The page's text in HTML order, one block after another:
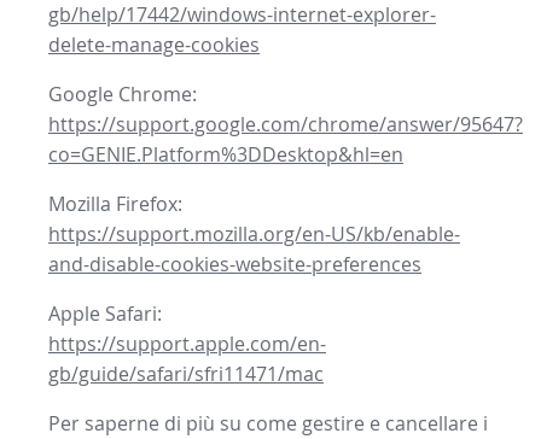
gb/help/17442/windows-internet-explorer-
delete-manage-cookies
Google Chrome:
https://support.google.com/chrome/answer/95647?
co=GENIE.Platform%3DDesktop&hl=en
Mozilla Firefox:
https://support.mozilla.org/en-US/kb/enable-
and-disable-cookies-website-preferences
Apple Safari:
https://support.apple.com/en-
gb/guide/safari/sfri11471/mac
Per saperne di più su come gestire e cancellare i